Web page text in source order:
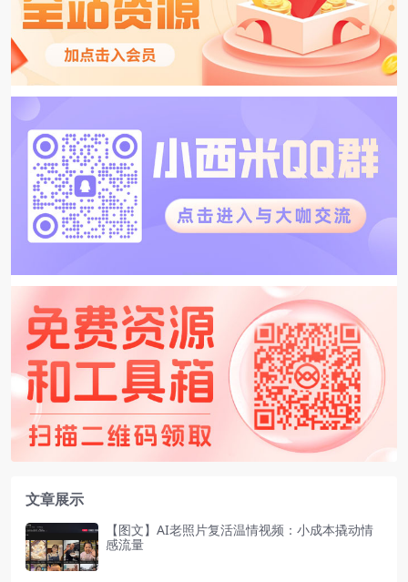
文章展示
【图文】AI老照片复活温情视频：小成本撬动情
感流量